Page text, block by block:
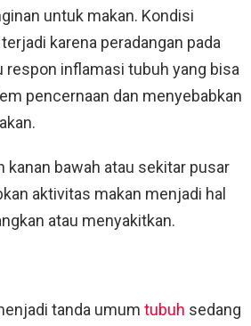
untuk makan. Kondisi
karena peradangan pada
inflamasi tubuh yang bisa
pencernaan dan menyebabkan
kanan bawah atau sekitar pusar
aktivitas makan menjadi hal
atau menyakitkan.
tanda umum tubuh sedang